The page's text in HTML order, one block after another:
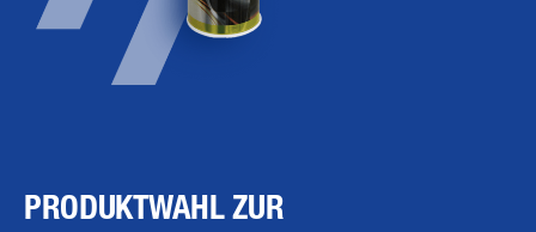
PRODUKTWAHL ZUR